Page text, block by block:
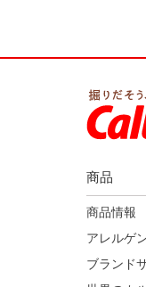
商品
商品情報
アレルゲ
ブランド